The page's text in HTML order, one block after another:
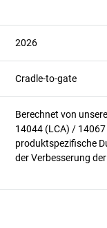
2026
Cradle-to-gate
Berechnet von
14044 (LCA) / 14067
produktspezifische
der Verbesserung